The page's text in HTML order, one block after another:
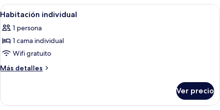
Abrir
todas
las
fotos
de
Habitación
Cunas gratuitas, wifi gratis y ropa de
5
Habitación individual
1 persona
1 cama individual
Wifi gratuito
Más detalles
Más
individual
Ver precio